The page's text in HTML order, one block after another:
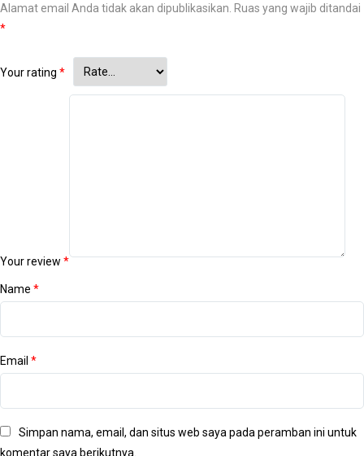
Alamat email Anda tidak akan dipublikasikan. Ruas yang wajib ditandai
*
Your rating *
Your review *
Name *
Email *
Simpan nama, email, dan situs web saya pada peramban ini untuk
komentar saya berikutnya.